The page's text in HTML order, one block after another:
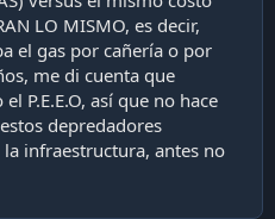
kwh de energía
en Chile - Biomass Technology
económica! La biomasa y el
de energía más
La demanda […]
LO MISMO, es decir,
el gas por cañería o por
me di cuenta que
P.E.E.O, así que no hace
depredadores
infraestructura, antes no